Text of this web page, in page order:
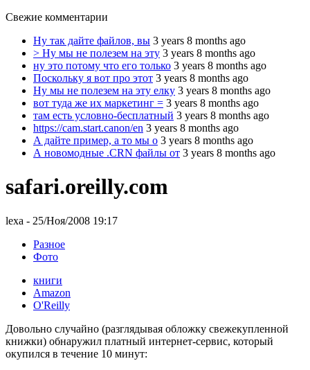
Свежие комментарии
Ну так дайте файлов, вы 3 years 8 months ago
> Ну мы не полезем на эту 3 years 8 months ago
ну это потому что его только 3 years 8 months ago
Поскольку я вот про этот 3 years 8 months ago
Ну мы не полезем на эту елку 3 years 8 months ago
вот туда же их маркетинг = 3 years 8 months ago
там есть условно-бесплатный 3 years 8 months ago
https://cam.start.canon/en 3 years 8 months ago
А дайте пример, а то мы о 3 years 8 months ago
А новомодные .CRN файлы от 3 years 8 months ago
safari.oreilly.com
lexa - 25/Ноя/2008 19:17
Разное
Фото
книги
Amazon
O'Reilly
Довольно случайно (разглядывая обложку свежекупленной
книжки) обнаружил платный интернет-сервис, который
окупился в течение 10 минут: